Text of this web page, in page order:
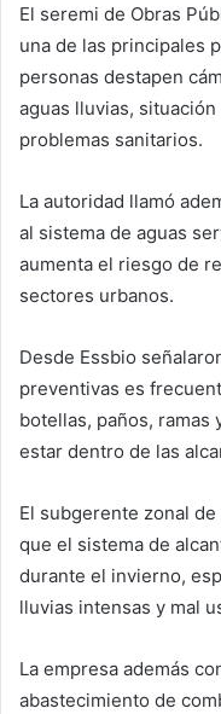
El seremi de Obras
una de las principales
personas destapen
aguas lluvias,
problemas sanitarios.
La autoridad llamó
al sistema de aguas
aumenta el riesgo de
sectores urbanos.
Desde Essbio
preventivas es
botellas, paños,
estar dentro de las
El subgerente zonal
que el sistema de
durante el invierno,
lluvias intensas y mal
La empresa además
abastecimiento de